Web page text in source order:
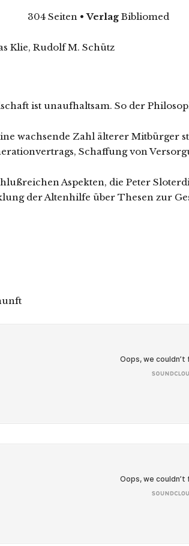
304 Seiten • Verlag Bibliomed
Klie, Rudolf M. Schütz
ist unaufhaltsam. So der
wachsende Zahl älterer
Schaffung von
Aspekten, die Peter
der Altenhilfe über Thesen zur